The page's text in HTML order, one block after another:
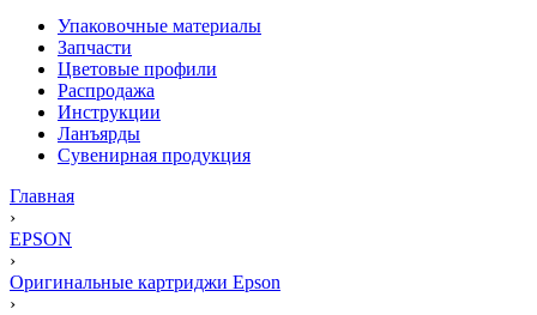
Упаковочные материалы
Запчасти
Цветовые профили
Распродажа
Инструкции
Ланъярды
Сувенирная продукция
Главная
›
EPSON
›
Оригинальные картриджи Epson
›